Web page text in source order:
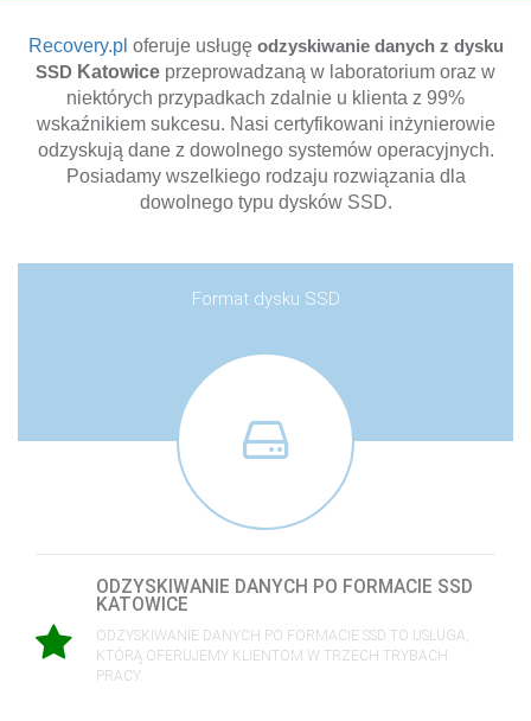
Recovery.pl oferuje usługę odzyskiwanie danych z dysku
SSD Katowice przeprowadzaną w laboratorium oraz w
niektórych przypadkach zdalnie u klienta z 99%
wskaźnikiem sukcesu. Nasi certyfikowani inżynierowie
odzyskują dane z dowolnego systemów operacyjnych.
Posiadamy wszelkiego rodzaju rozwiązania dla
dowolnego typu dysków SSD.
Format dysku SSD
ODZYSKIWANIE DANYCH PO FORMACIE SSD
KATOWICE
ODZYSKIWANIE DANYCH PO FORMACIE SSD TO USŁUGA,
KTÓRĄ OFERUJEMY KLIENTOM W TRZECH TRYBACH
PRACY.